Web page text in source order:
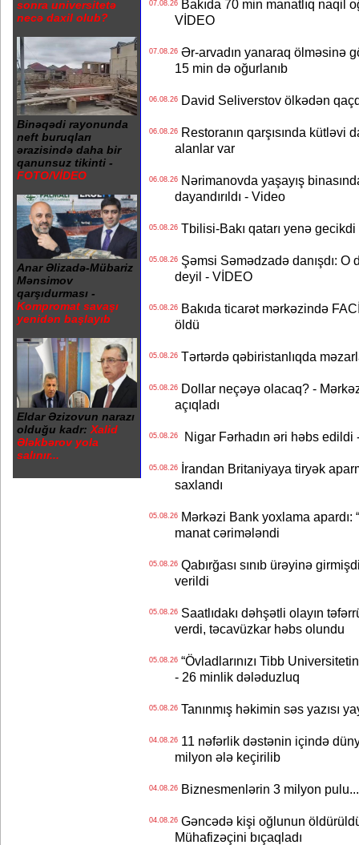
sonra universitetə
necə daxil olub?
Binəqədi rayonunda
neft buruqları
ərazisində daha bir
qanunsuz tikinti -
FOTO/VİDEO
Anar Əlizadə-Mübariz
Mənsimov
qarşıdurması -
Kompromat savaşı
yenidən başlayıb
Eldar Əzizovun narazı
olduğu kadr: Xalid
Ələkbərov yola
salınır...
07.08.26Bakıda 70 min manatlıq naqil
VİDEO
07.08.26Ər-arvadın yanaraq ölməsinə
15 min də oğurlanıb
06.08.26David Seliverstov ölkədən
06.08.26Restoranın qarşısında kütləvi
alanlar var
06.08.26Nərimanovda yaşayış
dayandırıldı - Video
05.08.26Tbilisi-Bakı qatarı yenə gecikdi
05.08.26Şəmsi Səmədzadə danışdı: O
deyil - VİDEO
05.08.26Bakıda ticarət mərkəzində
öldü
05.08.26Tərtərdə qəbiristanlıqda
05.08.26Dollar neçəyə olacaq? -
açıqladı
05.08.26Nigar Fərhadın əri həbs edildi
05.08.26İrandan Britaniyaya tiryək
saxlandı
05.08.26Mərkəzi Bank yoxlama apardı:
manat cərimələndi
05.08.26Qabırğası sınıb ürəyinə
verildi
05.08.26Saatlıdakı dəhşətli olayın
verdi, təcavüzkar həbs olundu
05.08.26“Övladlarınızı Tibb
- 26 minlik dələduzluq
05.08.26Tanınmış həkimin səs yazısı
04.08.2611 nəfərlik dəstənin içində
milyon ələ keçirilib
04.08.26Biznesmenlərin 3 milyon
04.08.26Gəncədə kişi oğlunun
Mühafizəçini bıçaqladı